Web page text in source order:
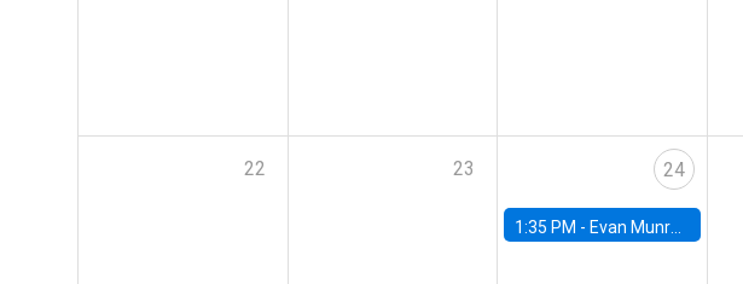
22 23 24
1:35 PM - Evan Munro, Neyman Visiting Assistant Professor in the Department of Statistics at UC Berkeley